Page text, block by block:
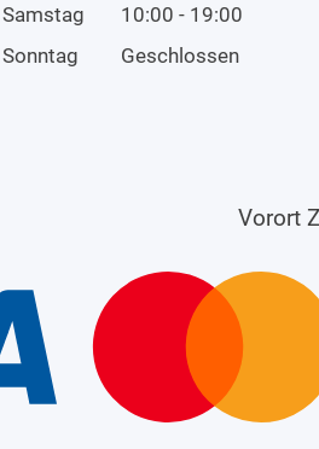
Samstag
10:00 - 19:00
Sonntag
Geschlossen
Vorort